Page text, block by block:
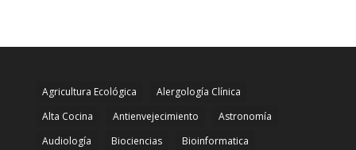
Agricultura Ecológica
Alergología Clínica
Alta Cocina
Antienvejecimiento
Astronomía
Audiología
Biociencias
Bioinformatica